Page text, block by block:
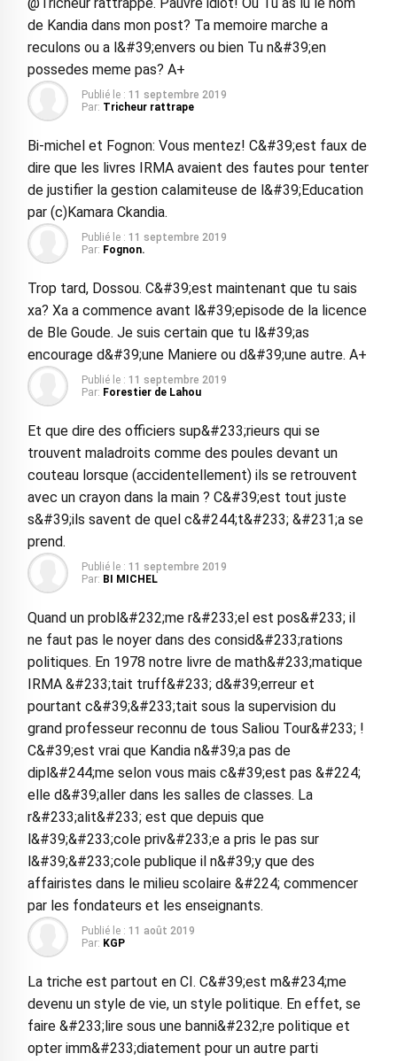
@Tricheur rattrappe. Pauvre idiot! Ou Tu as lu le nom
de Kandia dans mon post? Ta memoire marche a
reculons ou a l&#39;envers ou bien Tu n&#39;en
possedes meme pas? A+
Publié le : 11 septembre 2019
Par: Tricheur rattrape
Bi-michel et Fognon: Vous mentez! C&#39;est faux de
dire que les livres IRMA avaient des fautes pour tenter
de justifier la gestion calamiteuse de l&#39;Education
par (c)Kamara Ckandia.
Publié le : 11 septembre 2019
Par: Fognon.
Trop tard, Dossou. C&#39;est maintenant que tu sais
xa? Xa a commence avant l&#39;episode de la licence
de Ble Goude. Je suis certain que tu l&#39;as
encourage d&#39;une Maniere ou d&#39;une autre. A+
Publié le : 11 septembre 2019
Par: Forestier de Lahou
Et que dire des officiers sup&#233;rieurs qui se
trouvent maladroits comme des poules devant un
couteau lorsque (accidentellement) ils se retrouvent
avec un crayon dans la main ? C&#39;est tout juste
s&#39;ils savent de quel c&#244;t&#233; &#231;a se
prend.
Publié le : 11 septembre 2019
Par: BI MICHEL
Quand un probl&#232;me r&#233;el est pos&#233; il
ne faut pas le noyer dans des consid&#233;rations
politiques. En 1978 notre livre de math&#233;matique
IRMA &#233;tait truff&#233; d&#39;erreur et
pourtant c&#39;&#233;tait sous la supervision du
grand professeur reconnu de tous Saliou Tour&#233; !
C&#39;est vrai que Kandia n&#39;a pas de
dipl&#244;me selon vous mais c&#39;est pas &#224;
elle d&#39;aller dans les salles de classes. La
r&#233;alit&#233; est que depuis que
l&#39;&#233;cole priv&#233;e a pris le pas sur
l&#39;&#233;cole publique il n&#39;y que des
affairistes dans le milieu scolaire &#224; commencer
par les fondateurs et les enseignants.
Publié le : 11 août 2019
Par: KGP
La triche est partout en CI. C&#39;est m&#234;me
devenu un style de vie, un style politique. En effet, se
faire &#233;lire sous une banni&#232;re politique et
opter imm&#233;diatement pour un autre parti